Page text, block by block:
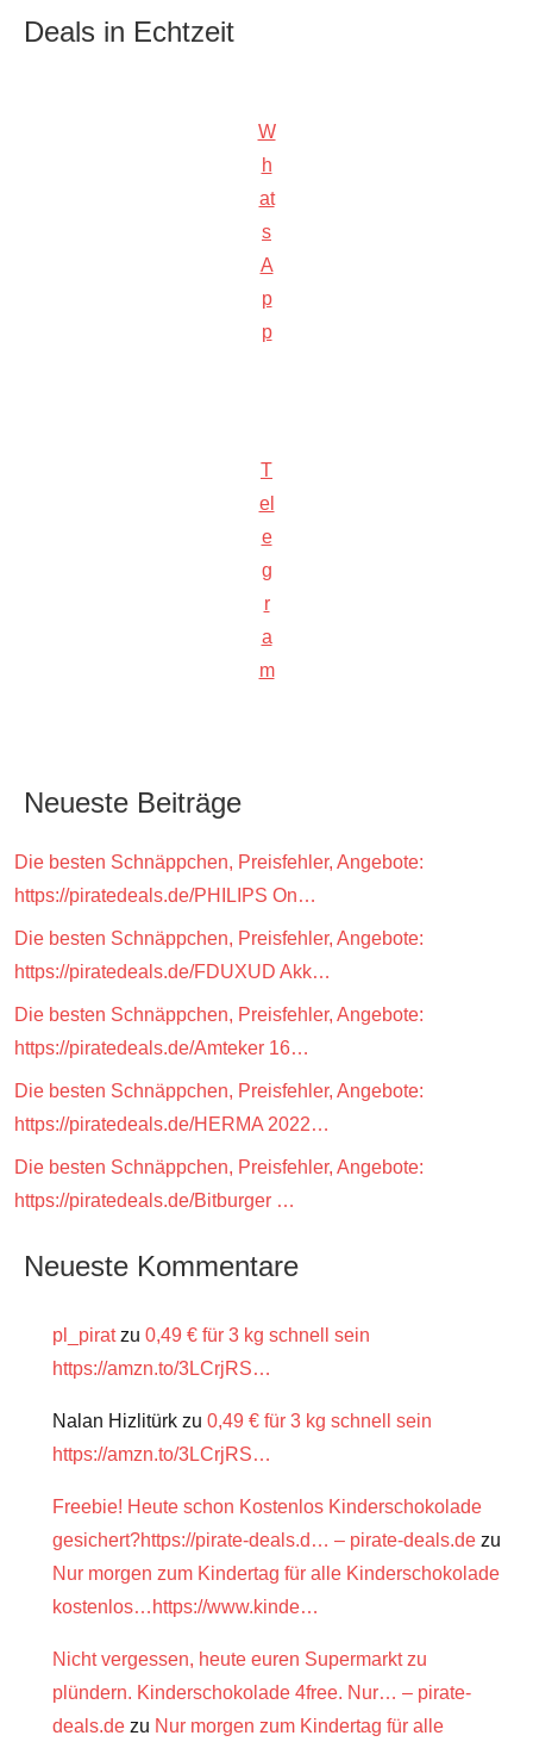
Deals in Echtzeit
W
h
at
s
A
p
p
T
el
e
g
r
a
m
Neueste Beiträge
Die besten Schnäppchen, Preisfehler, Angebote:
https://piratedeals.de/PHILIPS On…
Die besten Schnäppchen, Preisfehler, Angebote:
https://piratedeals.de/FDUXUD Akk…
Die besten Schnäppchen, Preisfehler, Angebote:
https://piratedeals.de/Amteker 16…
Die besten Schnäppchen, Preisfehler, Angebote:
https://piratedeals.de/HERMA 2022…
Die besten Schnäppchen, Preisfehler, Angebote:
https://piratedeals.de/Bitburger …
Neueste Kommentare
pl_piratzu 0,49 € für 3 kg schnell sein
https://amzn.to/3LCrjRS…
Nalan Hizlitürk zu 0,49 € für 3 kg schnell sein
https://amzn.to/3LCrjRS…
Freebie! Heute schon Kostenlos Kinderschokolade
gesichert?https://pirate-deals.d… – pirate-deals.de zu
Nur morgen zum Kindertag für alle Kinderschokolade
kostenlos…https://www.kinde…
Nicht vergessen, heute euren Supermarkt zu
plündern. Kinderschokolade 4free. Nur… – pirate-
deals.de zu Nur morgen zum Kindertag für alle